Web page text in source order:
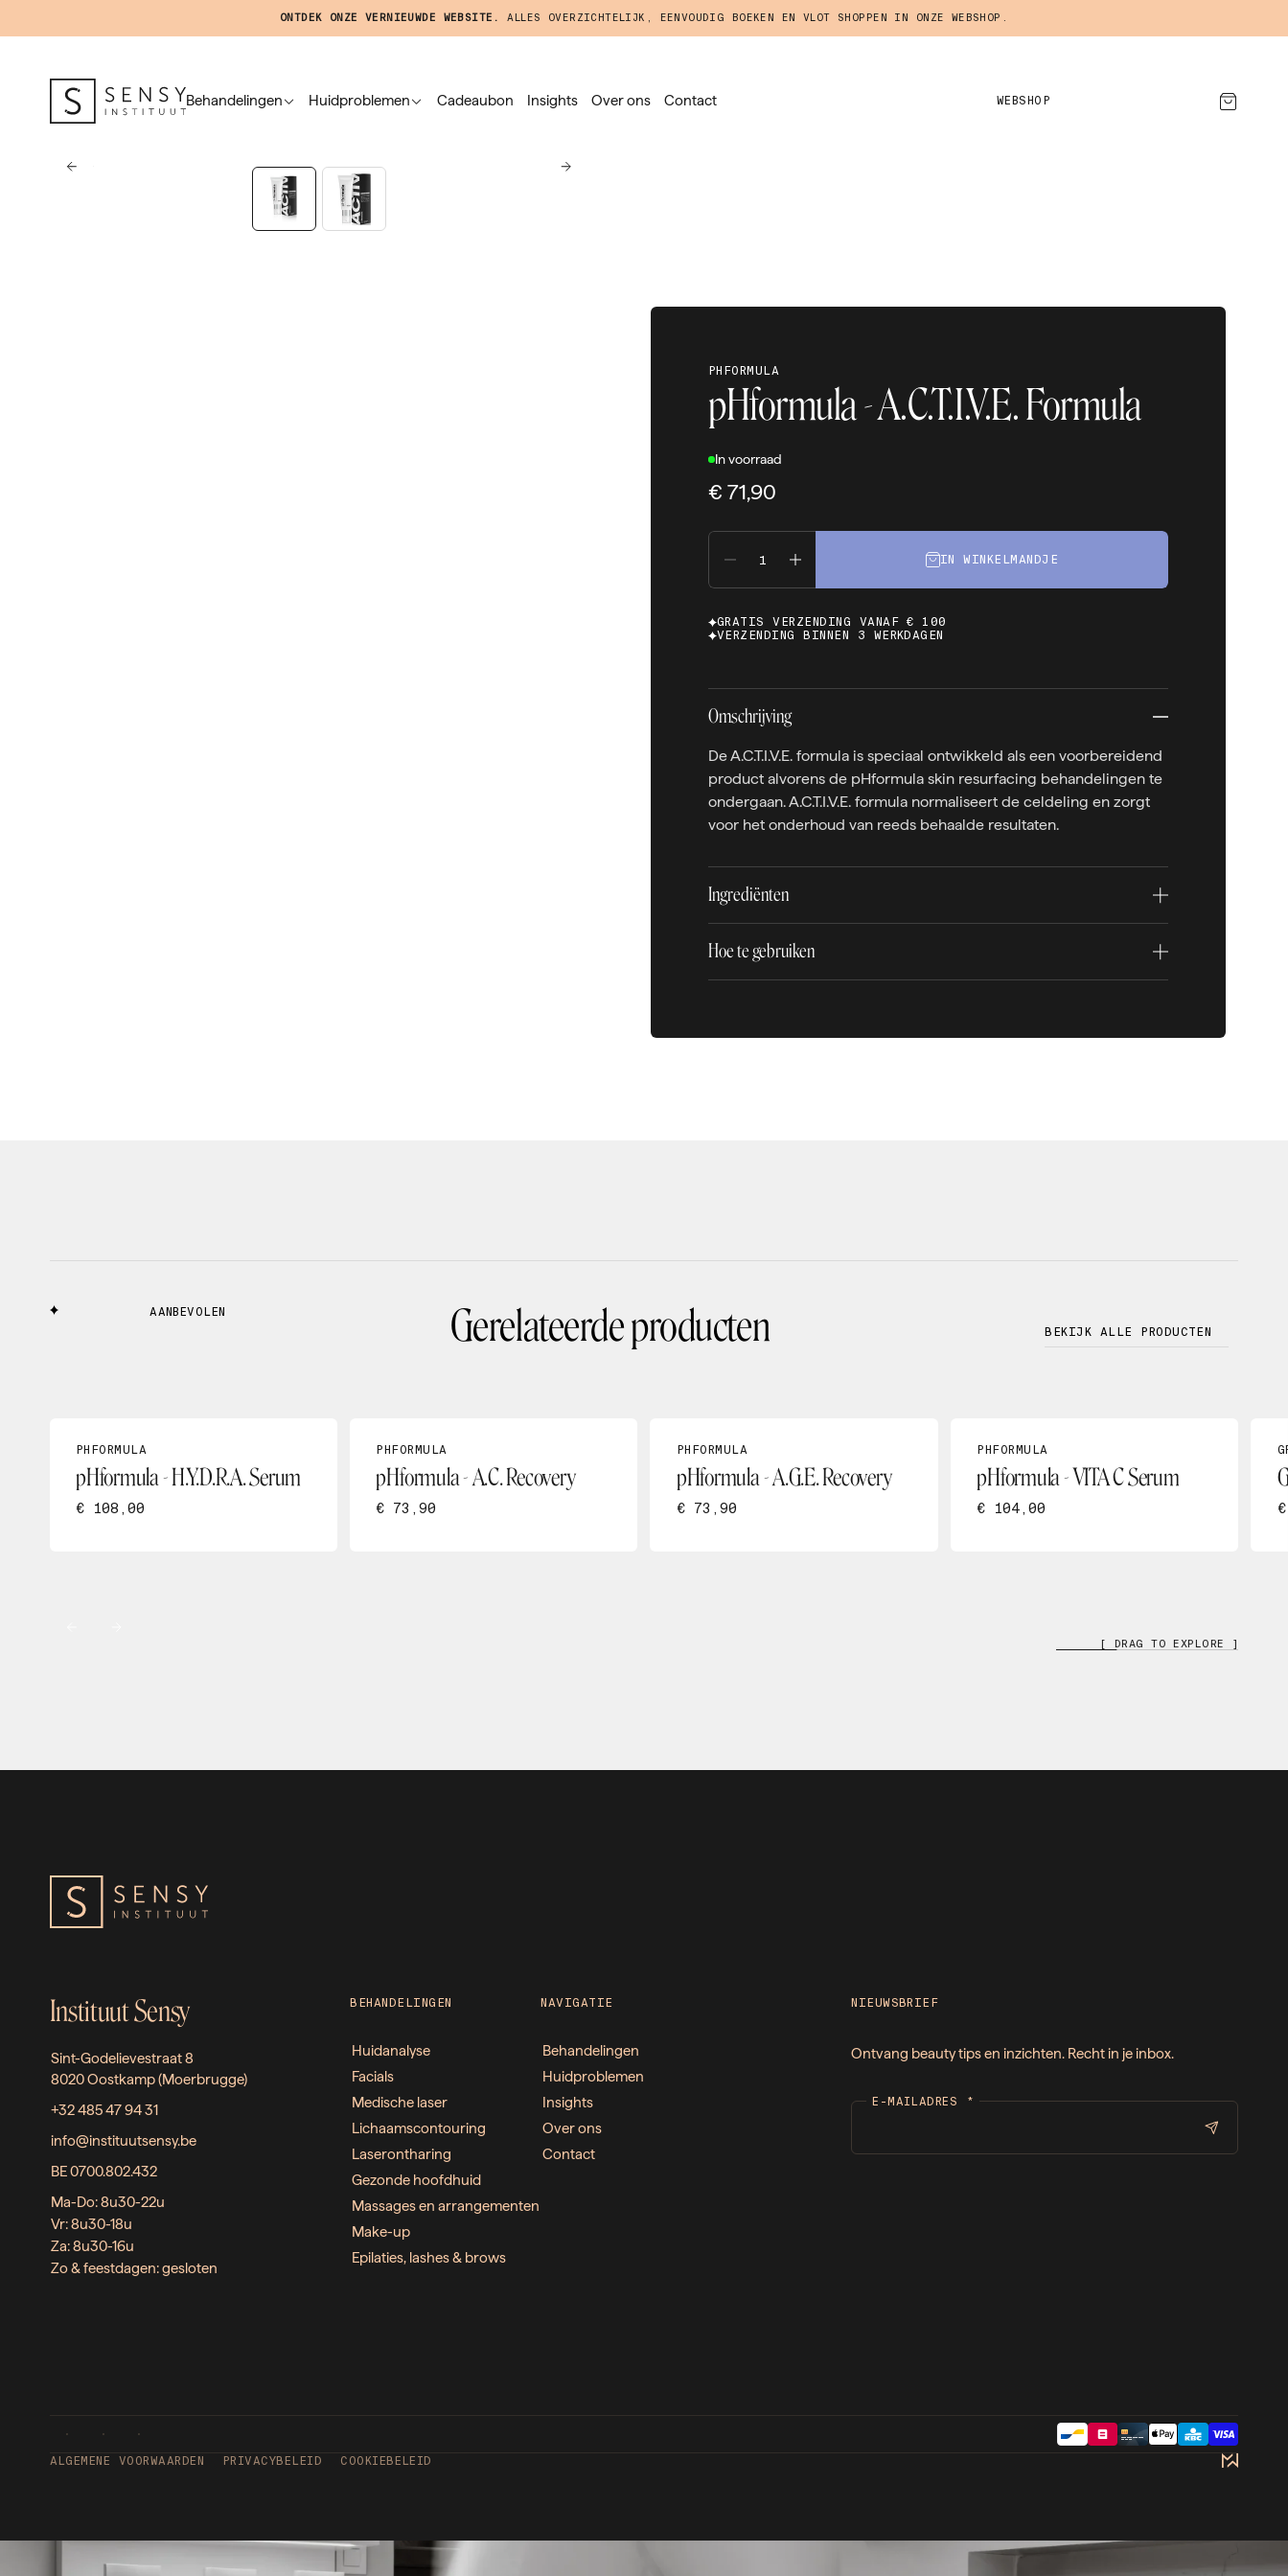
ONTDEK ONZE VERNIEUWDE WEBSITE. ALLES OVERZICHTELIJK, EENVOUDIG BOEKEN EN VLOT SHOPPEN IN ONZE WEBSHOP.
Behandelingen Huidproblemen Cadeaubon Insights Over ons Contact WEBSHOP
PHFORMULA
pHformula - A.C.T.I.V.E. Formula
In voorraad
€ 71,90
IN WINKELMANDJE
GRATIS VERZENDING VANAF € 100
VERZENDING BINNEN 3 WERKDAGEN
Omschrijving
De A.C.T.I.V.E. formula is speciaal ontwikkeld als een voorbereidend
product alvorens de pHformula skin resurfacing behandelingen te
ondergaan. A.C.T.I.V.E. formula normaliseert de celdeling en zorgt
voor het onderhoud van reeds behaalde resultaten.
Ingrediënten
Hoe te gebruiken
AANBEVOLEN Gerelateerde producten BEKIJK ALLE PRODUCTEN
PHFORMULA
pHformula - H.Y.D.R.A. Serum
€ 108,00
PHFORMULA
pHformula - A.C. Recovery
€ 73,90
PHFORMULA
pHformula - A.G.E. Recovery
€ 73,90
PHFORMULA
pHformula - VITA C Serum
€ 104,00
[ DRAG TO EXPLORE ]
Instituut Sensy
Sint-Godelievestraat 8
8020 Oostkamp (Moerbrugge)
+32 485 47 94 31
info@instituutsensy.be
BE 0700.802.432
Ma-Do: 8u30-22u
Vr: 8u30-18u
Za: 8u30-16u
Zo & feestdagen: gesloten
BEHANDELINGEN
Huidanalyse
Facials
Medische laser
Lichaamscontouring
Laserontharing
Gezonde hoofdhuid
Massages en arrangementen
Make-up
Epilaties, lashes & brows
NAVIGATIE
Behandelingen
Huidproblemen
Insights
Over ons
Contact
NIEUWSBRIEF
Ontvang beauty tips en inzichten. Recht in je inbox.
E-MAILADRES *
ALGEMENE VOORWAARDEN PRIVACYBELEID COOKIEBELEID